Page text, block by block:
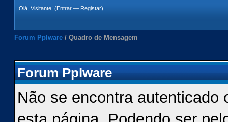
Olá, Visitante! (Entrar — Registar)
Forum Pplware / Quadro de Mensagem
Forum Pplware
Não se encontra autenticado